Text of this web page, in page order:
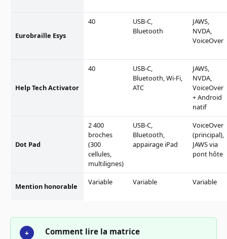
Eurobraille Esys
40
USB-C,
Bluetooth
JAWS,
NVDA,
VoiceOver
Help Tech Activator
40
USB-C,
Bluetooth, Wi-Fi,
ATC
JAWS,
NVDA,
VoiceOver
+ Android
natif
Dot Pad
2 400
broches
(300
cellules,
multilignes)
USB-C,
Bluetooth,
appairage iPad
VoiceOver
(principal),
JAWS via
pont hôte
Mention honorable Variable Variable Variable
+ Comment lire la matrice